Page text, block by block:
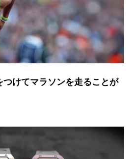
つけてマラソンを走ることが
ミルから、RM 43-01 トゥール
ドクロノグラフ フェラーリが登